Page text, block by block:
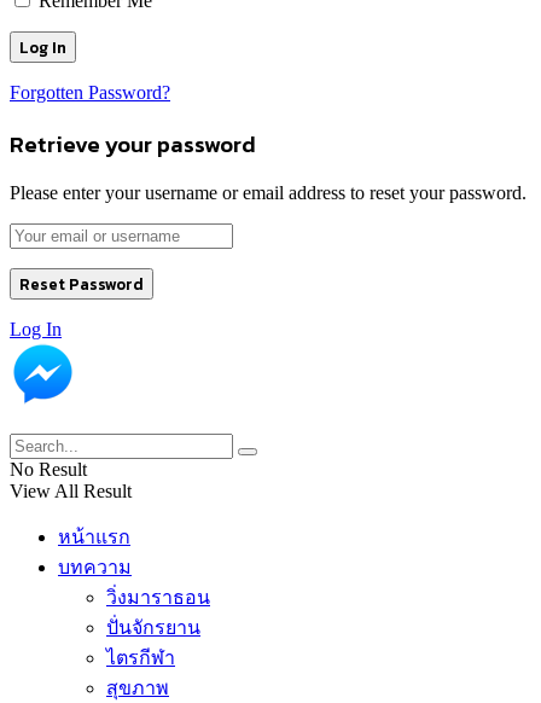
Forgotten Password?
Retrieve your password
Please enter your username or email address to reset your password.
Log In
No Result
View All Result
หน้าแรก
บทความ
วิ่งมาราธอน
ปั่นจักรยาน
ไตรกีฬา
สุขภาพ